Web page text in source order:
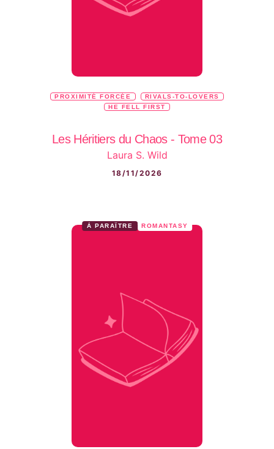
PROXIMITÉ FORCÉE
RIVALS-TO-LOVERS
HE FELL FIRST
Les Héritiers du Chaos - Tome 03
Laura S. Wild
18/11/2026
À PARAÎTRE ROMANTASY